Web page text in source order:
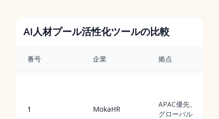
AI人材プール活性化ツールの比較
番号 企業 拠点
1 MokaHR
APAC優先、
グローバル